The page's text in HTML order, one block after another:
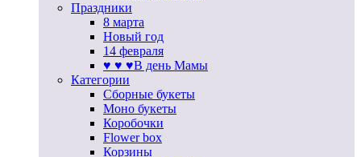
Праздники
8 марта
Новый год
14 февраля
♥ ♥ ♥В день Мамы
Категории
Сборные букеты
Моно букеты
Коробочки
Flower box
Корзины